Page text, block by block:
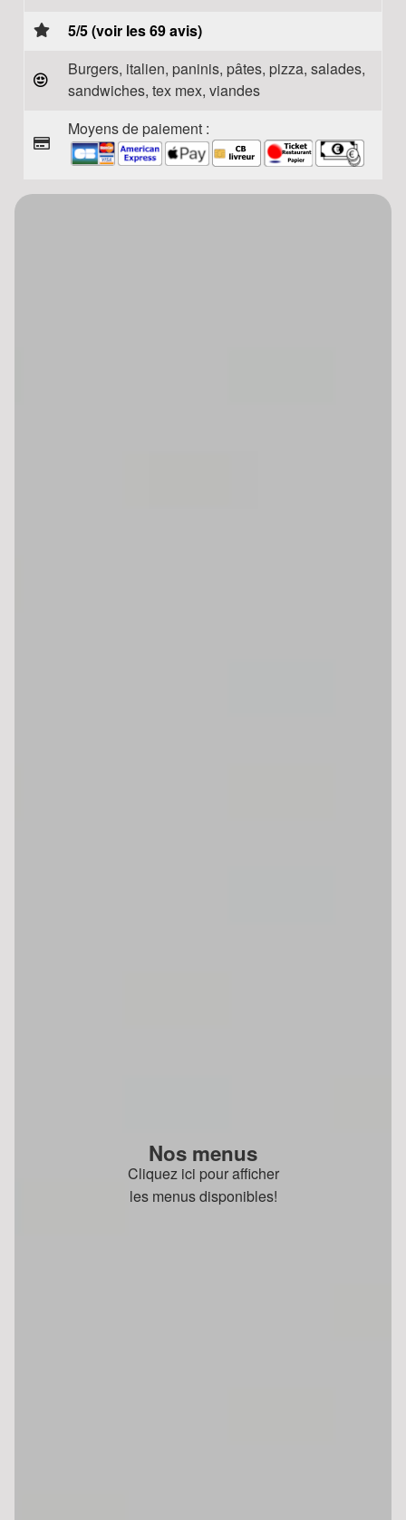
5/5 (voir les 69 avis)
Burgers, italien, paninis, pâtes, pizza, salades,
sandwiches, tex mex, viandes
Moyens de paiement :
Nos menus
Cliquez ici pour afficher
les menus disponibles!